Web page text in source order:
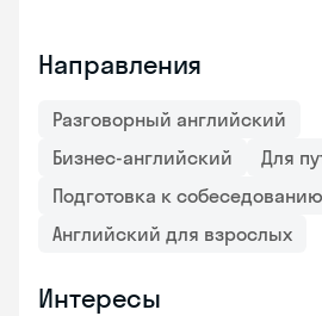
Направления
Разговорный английский
Бизнес-английский
Для
Подготовка к собеседованию
Английский для взрослых
Интересы